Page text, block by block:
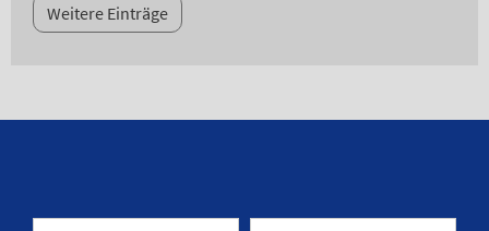
Weitere Einträge